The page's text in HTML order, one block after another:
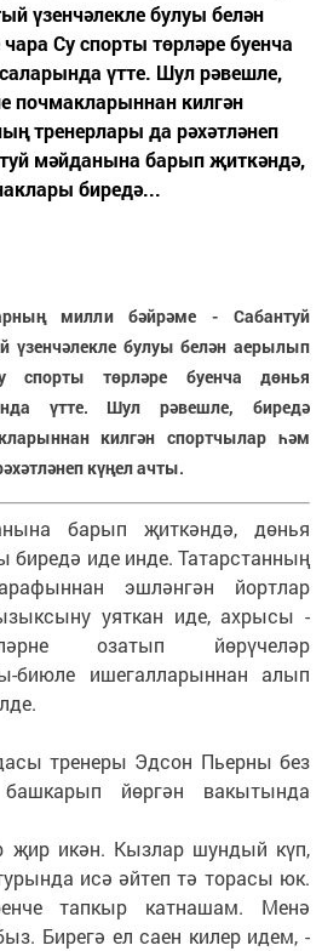
үзенчәлекле булуы белән
Су спорты төрләре буенча
үтте. Шул рәвешле,
почмакларыннан килгән
тренерлары да рәхәтләнеп
мәйданына барып җиткәндә,
биредә...
милли бәйрәме - Сабантуй
үзенчәлекле булуы белән аерылып
спорты төрләре буенча дөнья
үтте. Шул рәвешле, биредә
килгән спортчылар һәм
күңел ачты.
барып җиткәндә, дөнья
биредә иде инде. Татарстанның
эшләнгән йортлар
уяткан иде, ахрысы -
озатып йөрүчеләр
биюле ишегалларыннан алып
тренеры Эдсон Пьерны без
йөргән вакытында
җир икән. Кызлар шундый күп,
исә әйтеп тә торасы юк.
тапкыр катнашам. Менә
Бирегә ел саен килер идем, -